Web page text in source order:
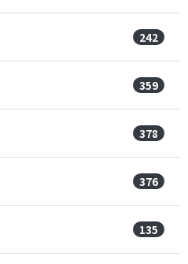
242
359
378
376
135